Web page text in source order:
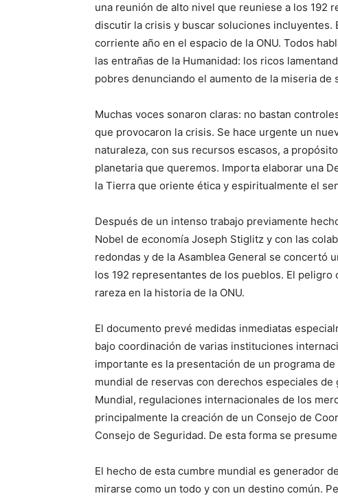
una reunión de alto nivel que reuniese a los 192
discutir la crisis y buscar soluciones
corriente año en el espacio de la ONU. Todos
las entrañas de la Humanidad: los ricos
pobres denunciando el aumento de la miseria de
Muchas voces sonaron claras: no bastan
que provocaron la crisis. Se hace urgente un
naturaleza, con sus recursos escasos, a
planetaria que queremos. Importa elaborar una
la Tierra que oriente ética y espiritualmente el
Después de un intenso trabajo previamente
Nobel de economía Joseph Stiglitz y con las
redondas y de la Asamblea General se concertó
los 192 representantes de los pueblos. El
rareza en la historia de la ONU.
El documento prevé medidas inmediatas
bajo coordinación de varias instituciones
importante es la presentación de un programa
mundial de reservas con derechos especiales
Mundial, regulaciones internacionales de los
principalmente la creación de un Consejo de
Consejo de Seguridad. De esta forma se
El hecho de esta cumbre mundial es generador
mirarse como un todo y con un destino común.